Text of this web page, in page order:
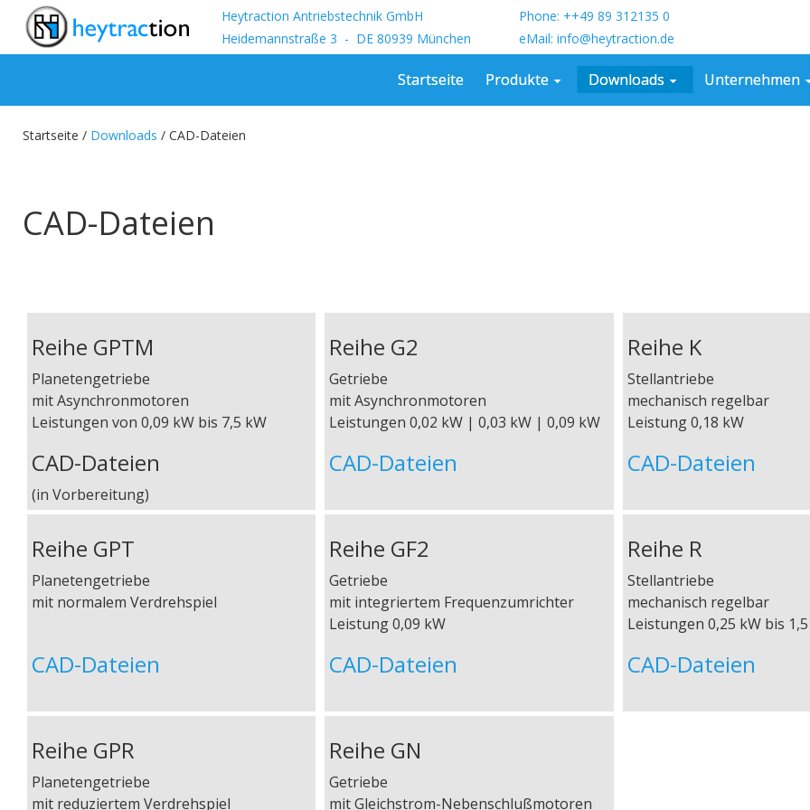
Heytraction Antriebstechnik GmbH
Heidemannstraße 3 - DE 80939 München
Phone: ++49 89 312135 0
eMail: info@heytraction.de
Startseite Produkte Downloads Unternehmen
Startseite / Downloads / CAD-Dateien
CAD-Dateien
Reihe GPTM
Planetengetriebe
mit Asynchronmotoren
Leistungen von 0,09 kW bis 7,5 kW
CAD-Dateien
(in Vorbereitung)
Reihe GPT
Planetengetriebe
mit normalem Verdrehspiel
CAD-Dateien
Reihe GPR
Planetengetriebe
mit reduziertem Verdrehspiel
Reihe G2
Getriebe
mit Asynchronmotoren
Leistungen 0,02 kW | 0,03 kW | 0,09 kW
CAD-Dateien
Reihe GF2
Getriebe
mit integriertem Frequenzumrichter
Leistung 0,09 kW
CAD-Dateien
Reihe GN
Getriebe
mit Gleichstrom-Nebenschlußmotoren
Reihe K
Stellantriebe
mechanisch regelbar
Leistung 0,18 kW
CAD-Dateien
Reihe R
Stellantriebe
mechanisch regelbar
Leistungen 0,25 kW bis
CAD-Dateien